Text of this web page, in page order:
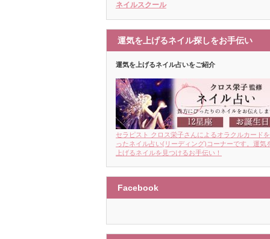
ネイルスクール
運気を上げるネイル探しをお手伝い
運気を上げるネイル占いをご紹介
セラピスト クロス栄子さんによるオラクルカード
ったネイル占い(リーディング)コーナーです。運気
上げるネイルを見つけるお手伝い！
Facebook